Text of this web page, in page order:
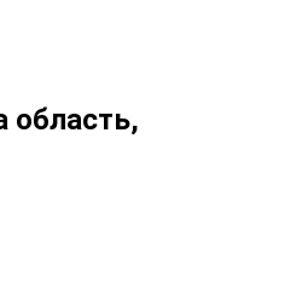
область,